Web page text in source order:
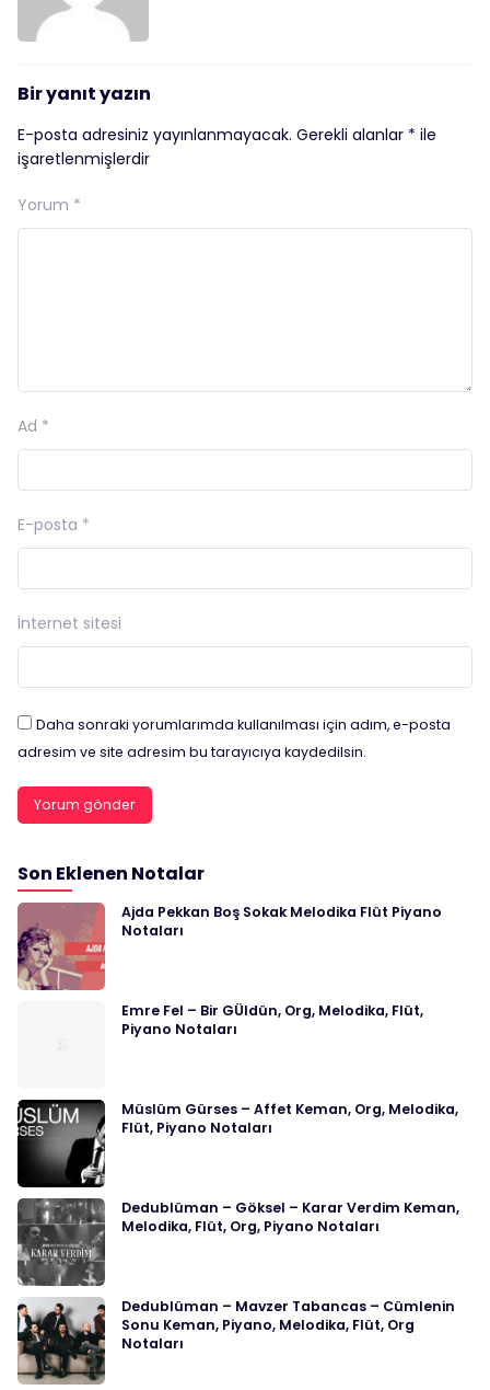
Bir yanıt yazın
E-posta adresiniz yayınlanmayacak. Gerekli alanlar * ile
işaretlenmişlerdir
Yorum *
Ad *
E-posta *
İnternet sitesi
Daha sonraki yorumlarımda kullanılması için adım, e-posta
adresim ve site adresim bu tarayıcıya kaydedilsin.
Son Eklenen Notalar
Ajda Pekkan Boş Sokak Melodika Flüt Piyano
Notaları
Emre Fel – Bir GÜldün, Org, Melodika, Flüt,
Piyano Notaları
Müslüm Gürses – Affet Keman, Org, Melodika,
Flüt, Piyano Notaları
Dedublüman – Göksel – Karar Verdim Keman,
Melodika, Flüt, Org, Piyano Notaları
Dedublüman – Mavzer Tabancas – Cümlenin
Sonu Keman, Piyano, Melodika, Flüt, Org
Notaları